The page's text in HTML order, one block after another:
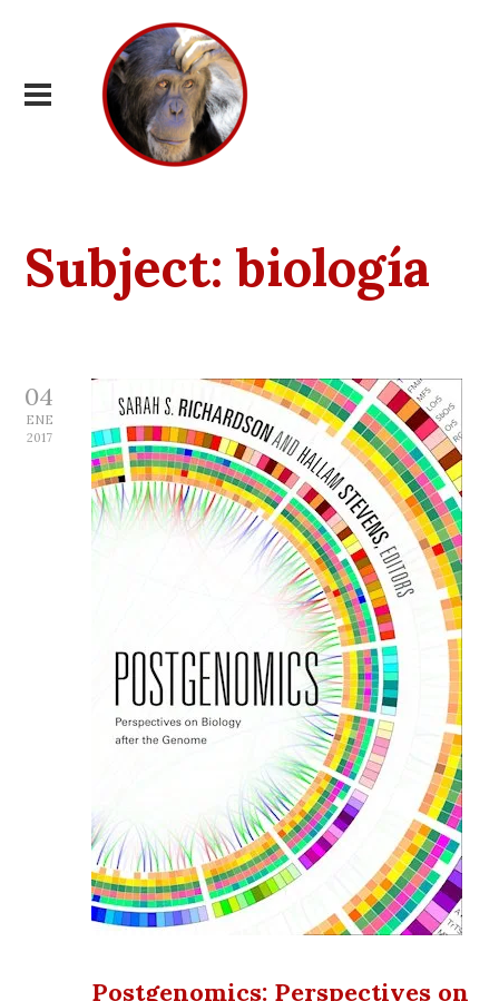
Subject:biología
04
ENE
2017
Postgenomics: Perspectives on